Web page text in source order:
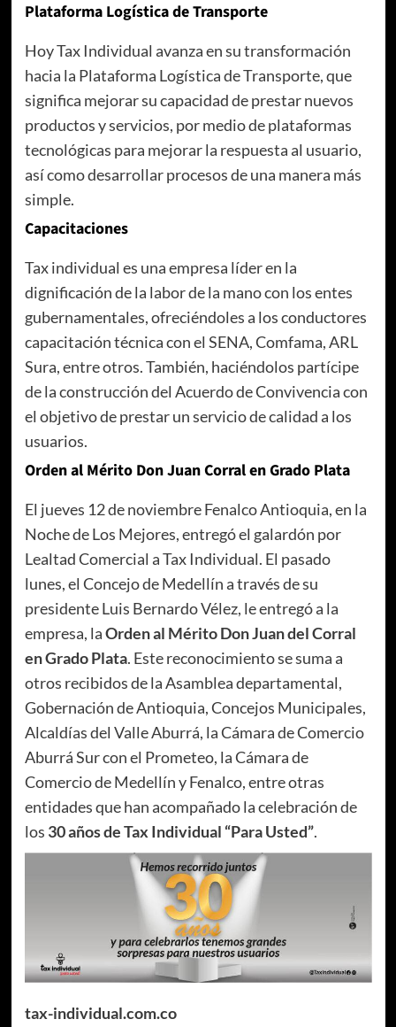
Plataforma Logística de Transporte
Hoy Tax Individual avanza en su transformación
hacia la Plataforma Logística de Transporte, que
significa mejorar su capacidad de prestar nuevos
productos y servicios, por medio de plataformas
tecnológicas para mejorar la respuesta al usuario,
así como desarrollar procesos de una manera más
simple.
Capacitaciones
Tax individual es una empresa líder en la
dignificación de la labor de la mano con los entes
gubernamentales, ofreciéndoles a los conductores
capacitación técnica con el SENA, Comfama, ARL
Sura, entre otros. También, haciéndolos partícipe
de la construcción del Acuerdo de Convivencia con
el objetivo de prestar un servicio de calidad a los
usuarios.
Orden al Mérito Don Juan Corral en Grado Plata
El jueves 12 de noviembre Fenalco Antioquia, en la
Noche de Los Mejores, entregó el galardón por
Lealtad Comercial a Tax Individual. El pasado
lunes, el Concejo de Medellín a través de su
presidente Luis Bernardo Vélez, le entregó a la
empresa, laOrden al Mérito Don Juan del Corral
en Grado Plata. Este reconocimiento se suma a
otros recibidos de la Asamblea departamental,
Gobernación de Antioquia, Concejos Municipales,
Alcaldías del Valle Aburrá, la Cámara de Comercio
Aburrá Sur con el Prometeo, la Cámara de
Comercio de Medellín y Fenalco, entre otras
entidades que han acompañado la celebración de
los 30 años de Tax Individual “Para Usted”.
tax-individual.com.co